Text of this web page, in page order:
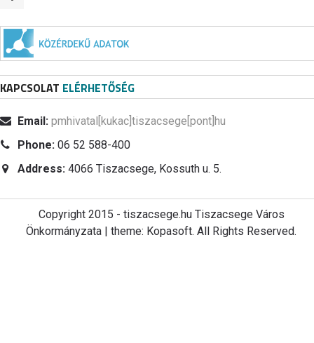
KAPCSOLAT ELÉRHETŐSÉG
Email: pmhivatal[kukac]tiszacsege[pont]hu
Phone: 06 52 588-400
Address: 4066 Tiszacsege, Kossuth u. 5.
Copyright 2015 - tiszacsege.hu Tiszacsege Város
Önkormányzata | theme: Kopasoft. All Rights Reserved.